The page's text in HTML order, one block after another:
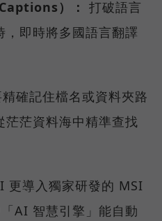
）： 打破語言
即時將多國語言翻譯
確記住檔名或資料夾路
茫茫資料海中精準查找
更導入獨家研發的 MSI
AI 智慧引擎」能自動